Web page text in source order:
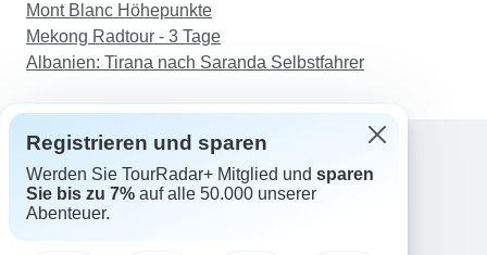
Mont Blanc Höhepunkte
Mekong Radtour - 3 Tage
Albanien: Tirana nach Saranda Selbstfahrer
Support
Kontakt
Registrieren und sparen
Werden Sie TourRadar+ Mitglied und sparen
Sie bis zu 7% auf alle 50.000 unserer
Abenteuer.